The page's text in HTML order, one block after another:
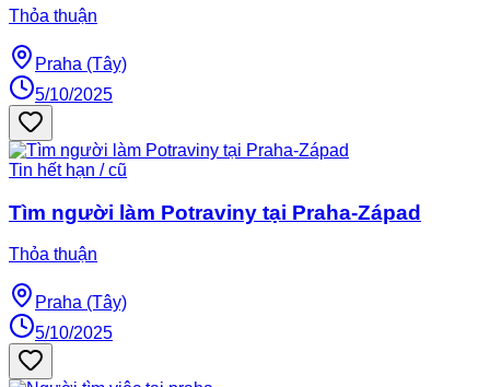
Thỏa thuận
Praha (Tây)
5/10/2025
Tin hết hạn / cũ
Tìm người làm Potraviny tại Praha-Západ
Thỏa thuận
Praha (Tây)
5/10/2025